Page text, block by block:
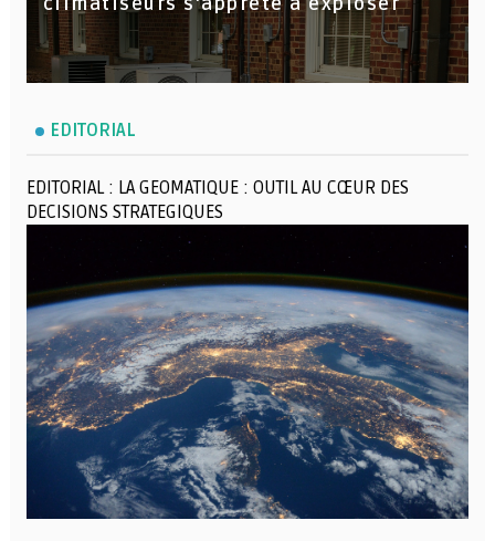
EDITORIAL
EDITORIAL : LA GEOMATIQUE : OUTIL AU CŒUR DES
DECISIONS STRATEGIQUES